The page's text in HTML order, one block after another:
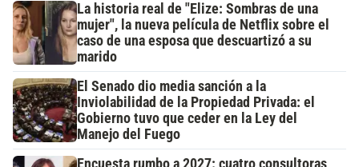
La historia real de "Elize: Sombras de una
mujer", la nueva película de Netflix sobre el
caso de una esposa que descuartizó a su
marido
El Senado dio media sanción a la
Inviolabilidad de la Propiedad Privada: el
Gobierno tuvo que ceder en la Ley del
Manejo del Fuego